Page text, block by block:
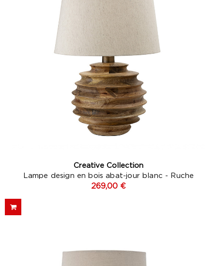
Creative Collection
Lampe design en bois abat-jour blanc - Ruche
269,00 €